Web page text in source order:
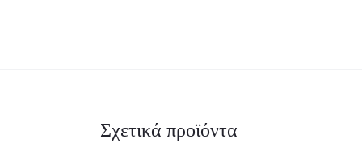
Σχετικά προϊόντα